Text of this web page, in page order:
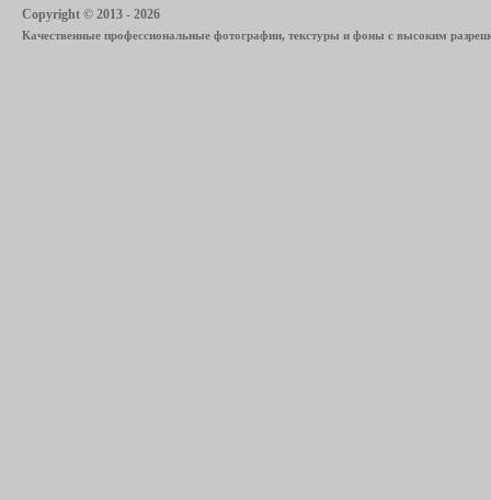
Copyright © 2013 - 2026
Качественные профессиональные фотографии, текстуры и фоны с высоким